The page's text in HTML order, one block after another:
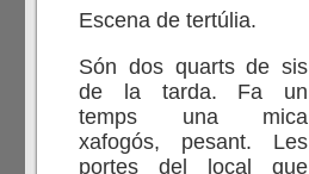
Escena de tertúlia.
Són dos quarts de sis
de la tarda. Fa un
temps una mica
xafogós, pesant. Les
portes del local que